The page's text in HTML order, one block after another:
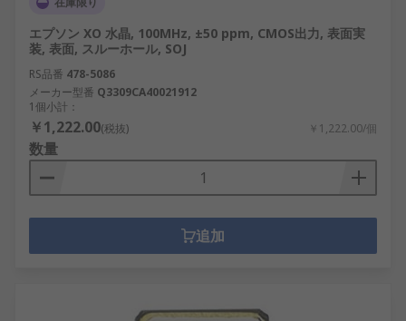
エプソン XO 水晶, 100MHz, ±50 ppm, CMOS出力, 表面実
装, 表面, スルーホール, SOJ
RS品番 478-5086
メーカー型番 Q3309CA40021912
1個小計：
￥1,222.00(税抜) ￥1,222.00/個
数量
追加